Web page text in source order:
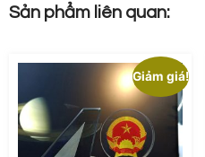
Sản phẩm liên quan:
Giảm giá!